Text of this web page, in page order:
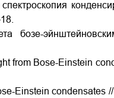
from Bose-Einstein
Einstein condensates